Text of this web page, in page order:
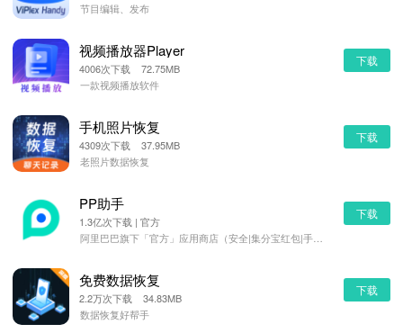
节目编辑、发布
视频播放器Player
4006次下载 72.75MB
一款视频播放软件
下载
手机照片恢复
4309次下载 37.95MB
老照片数据恢复
下载
PP助手
1.3亿次下载 | 官方
下载
免费数据恢复
2.2万次下载 34.83MB
数据恢复好帮手
下载